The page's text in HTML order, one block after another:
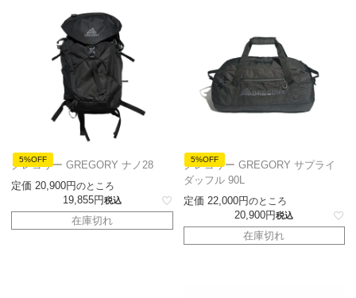
5%OFF
グレゴリー GREGORY ナノ28
定価 20,900 のところ
19,855 税込
在庫切れ
5%OFF
グレゴリー GREGORY サプライ
ダッフル 90L
定価 22,000 のところ
20,900 税込
在庫切れ